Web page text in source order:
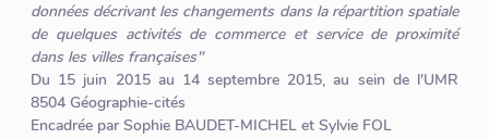
données décrivant les changements dans la répartition spatiale
de quelques activités de commerce et service de proximité
dans les villes françaises"
Du 15 juin 2015 au 14 septembre 2015, au sein de l'UMR
8504 Géographie-cités
Encadrée par Sophie BAUDET-MICHEL et Sylvie FOL